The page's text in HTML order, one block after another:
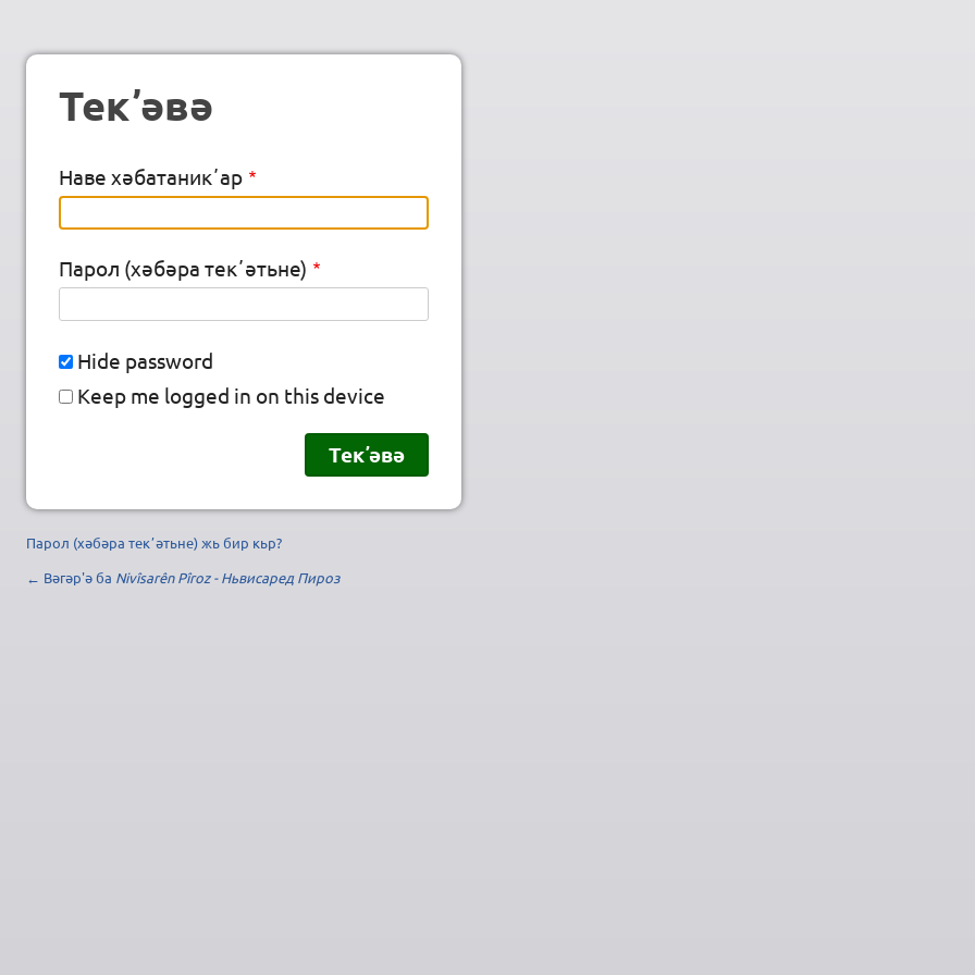
Текʼәвә
Наве хәбатаникʼар
Парол (хәбәра текʼәтьне)
Hide password
Keep me logged in on this device
Парол (хәбәра текʼәтьне) жь бир кьр?
← Вәгәр'ә ба Nivîsarên Pîroz - Ньвисаред Пироз